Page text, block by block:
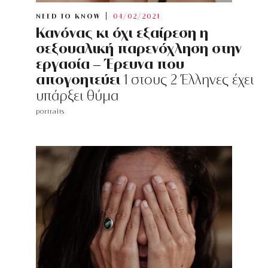
NEED TO KNOW 04/02/2021
Κανόνας κι όχι εξαίρεση η
σεξουαλική παρενόχληση στην
εργασία – Έρευνα που
απογοητεύει 1 στους 2 Έλληνες έχει
υπάρξει θύμα
portraits